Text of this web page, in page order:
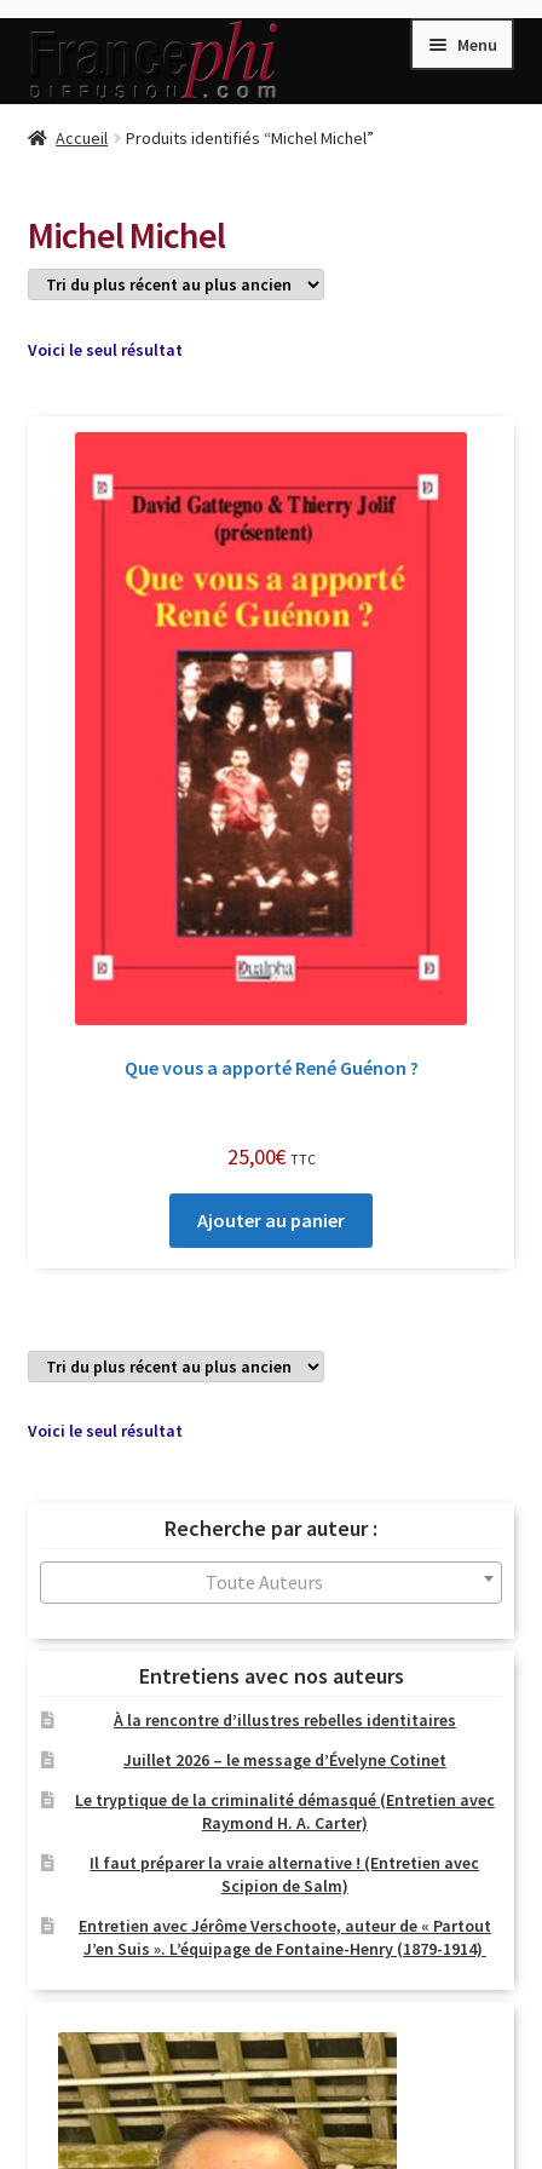
Aller
la
Aller
contenu
Menu
Accueil
Conditions de Vente
Connection
Listes d’Envies
Livres de Peter Randa
Livres de Philippe Randa
Login Customizer
Politique de confidentialité et cookies
Qui sommes-nous ?
Soutien à Philippe Randa
Suivi de la Commande
Accueil Produits identifiés “Michel Michel”
Michel Michel
Voici le seul résultat
Que vous a apporté René Guénon ?
25,00€ TTC
Ajouter au panier
Voici le seul résultat
Recherche par auteur :
Toute Auteurs
Entretiens avec nos auteurs
À la rencontre d’illustres rebelles identitaires
Juillet 2026 – le message d’Évelyne Cotinet
Le tryptique de la criminalité démasqué (Entretien avec
Raymond H. A. Carter)
Il faut préparer la vraie alternative ! (Entretien avec
Scipion de Salm)
Entretien avec Jérôme Verschoote, auteur de « Partout
J’en Suis ». L’équipage de Fontaine-Henry (1879-1914)